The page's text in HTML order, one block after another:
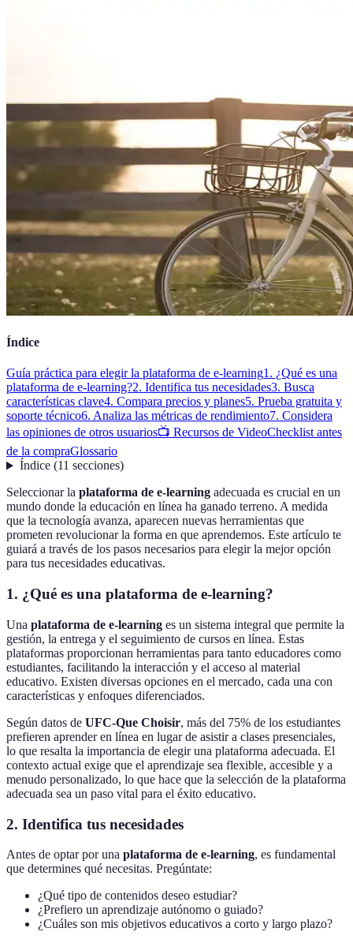
Índice
Guía práctica para elegir la plataforma de e-learning1. ¿Qué es una
plataforma de e-learning?2. Identifica tus necesidades3. Busca
características clave4. Compara precios y planes5. Prueba gratuita y
soporte técnico6. Analiza las métricas de rendimiento7. Considera
las opiniones de otros usuarios📺 Recursos de VideoChecklist antes
de la compraGlossario
Índice(11 secciones)
Seleccionar la plataforma de e-learning adecuada es crucial en un
mundo donde la educación en línea ha ganado terreno. A medida
que la tecnología avanza, aparecen nuevas herramientas que
prometen revolucionar la forma en que aprendemos. Este artículo te
guiará a través de los pasos necesarios para elegir la mejor opción
para tus necesidades educativas.
1. ¿Qué es una plataforma de e-learning?
Una plataforma de e-learning es un sistema integral que permite la
gestión, la entrega y el seguimiento de cursos en línea. Estas
plataformas proporcionan herramientas para tanto educadores como
estudiantes, facilitando la interacción y el acceso al material
educativo. Existen diversas opciones en el mercado, cada una con
características y enfoques diferenciados.
Según datos de UFC-Que Choisir, más del 75% de los estudiantes
prefieren aprender en línea en lugar de asistir a clases presenciales,
lo que resalta la importancia de elegir una plataforma adecuada. El
contexto actual exige que el aprendizaje sea flexible, accesible y a
menudo personalizado, lo que hace que la selección de la plataforma
adecuada sea un paso vital para el éxito educativo.
2. Identifica tus necesidades
Antes de optar por una plataforma de e-learning, es fundamental
que determines qué necesitas. Pregúntate:
¿Qué tipo de contenidos deseo estudiar?
¿Prefiero un aprendizaje autónomo o guiado?
¿Cuáles son mis objetivos educativos a corto y largo plazo?